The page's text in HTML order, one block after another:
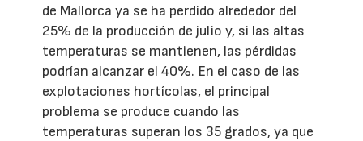
de Mallorca ya se ha perdido alrededor del
25% de la producción de julio y, si las altas
temperaturas se mantienen, las pérdidas
podrían alcanzar el 40%. En el caso de las
explotaciones hortícolas, el principal
problema se produce cuando las
temperaturas superan los 35 grados, ya que